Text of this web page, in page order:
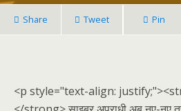
Share Tweet Pin
<p style="text-align: